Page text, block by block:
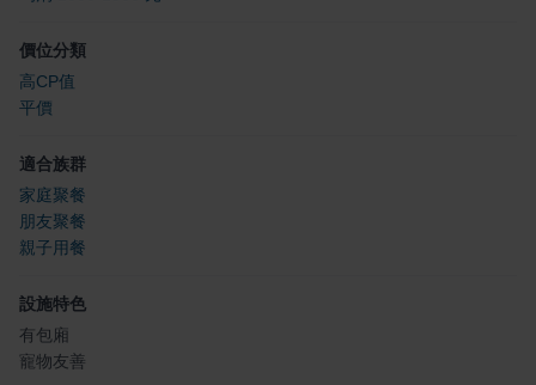
價位分類
高CP值
平價
適合族群
家庭聚餐
朋友聚餐
親子用餐
設施特色
有包廂
寵物友善